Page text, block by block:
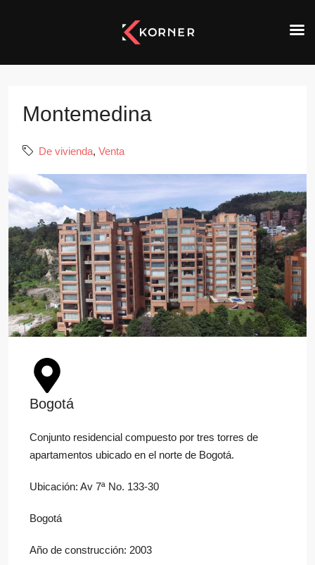
Montemedina
De vivienda, Venta
Bogotá
Conjunto residencial compuesto por tres torres de
apartamentos ubicado en el norte de Bogotá.
Ubicación: Av 7ª No. 133-30
Bogotá
Año de construcción: 2003